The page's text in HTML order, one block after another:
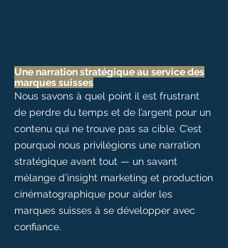
Une narration stratégique au service des
marques suisses
Nous savons à quel point il est frustrant
de perdre du temps et de l’argent pour un
contenu qui ne trouve pas sa cible. C’est
pourquoi nous privilégions une narration
stratégique avant tout — un savant
mélange d’insight marketing et production
cinématographique pour aider les
marques suisses à se développer avec
confiance.